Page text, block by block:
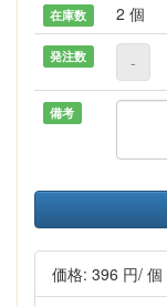
在庫数 2 個
発注数 -
備考
価格: 396 円/ 個